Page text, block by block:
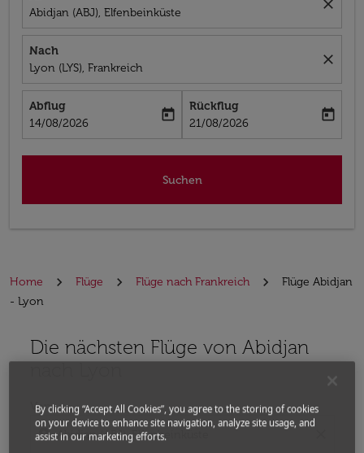
Abidjan (ABJ), Elfenbeinküste
close
Nach
Lyon (LYS), Frankreich
close
Abflug
fc-booking-departure-date-aria-label
14/08/2026
today
Rückflug
fc-booking-return-date-aria-label
21/08/2026
today
Suchen
Home Flüge Flüge nach Frankreich
Flüge Abidjan
- Lyon
Die nächsten Flüge von Abidjan
Von
location_on
Bitte ändern Sie Ihre gewünschte Route (Abflugort
By clicking “Accept All Cookies”, you agree to the storing of cookies
on your device to enhance site navigation, analyze site usage, and
assist in our marketing efforts.